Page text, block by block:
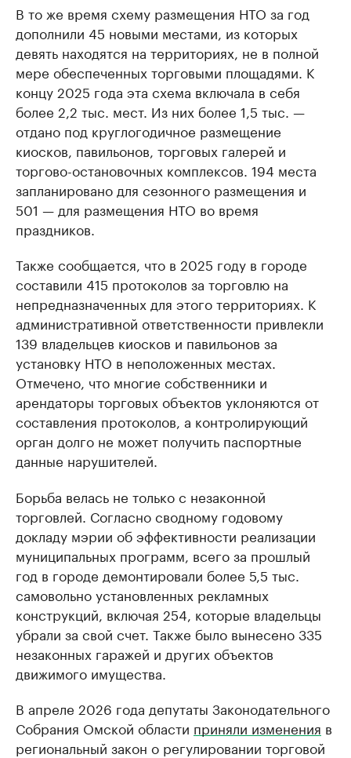
В то же время схему размещения НТО за год
дополнили 45 новыми местами, из которых
девять находятся на территориях, не в полной
мере обеспеченных торговыми площадями. К
концу 2025 года эта схема включала в себя
более 2,2 тыс. мест. Из них более 1,5 тыс. —
отдано под круглогодичное размещение
киосков, павильонов, торговых галерей и
торгово-остановочных комплексов. 194 места
запланировано для сезонного размещения и
501 — для размещения НТО во время
праздников.
Также сообщается, что в 2025 году в городе
составили 415 протоколов за торговлю на
непредназначенных для этого территориях. К
административной ответственности привлекли
139 владельцев киосков и павильонов за
установку НТО в неположенных местах.
Отмечено, что многие собственники и
арендаторы торговых объектов уклоняются от
составления протоколов, а контролирующий
орган долго не может получить паспортные
данные нарушителей.
Борьба велась не только с незаконной
торговлей. Согласно сводному годовому
докладу мэрии об эффективности реализации
муниципальных программ, всего за прошлый
год в городе демонтировали более 5,5 тыс.
самовольно установленных рекламных
конструкций, включая 254, которые владельцы
убрали за свой счет. Также было вынесено 335
незаконных гаражей и других объектов
движимого имущества.
В апреле 2026 года депутаты Законодательного
Собрания Омской области приняли изменения в
региональный закон о регулировании торговой